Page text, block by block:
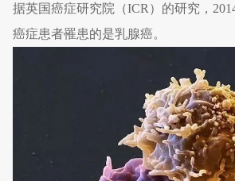
据英国癌症研究院（ICR）的研究，
癌症患者罹患的是乳腺癌。